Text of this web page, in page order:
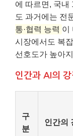
에 따르면, 국내
도 과거에는 전
통·협력 능력 이
시장에서도 복
선호도가 높아
인간과 AI의
구
분
인간의